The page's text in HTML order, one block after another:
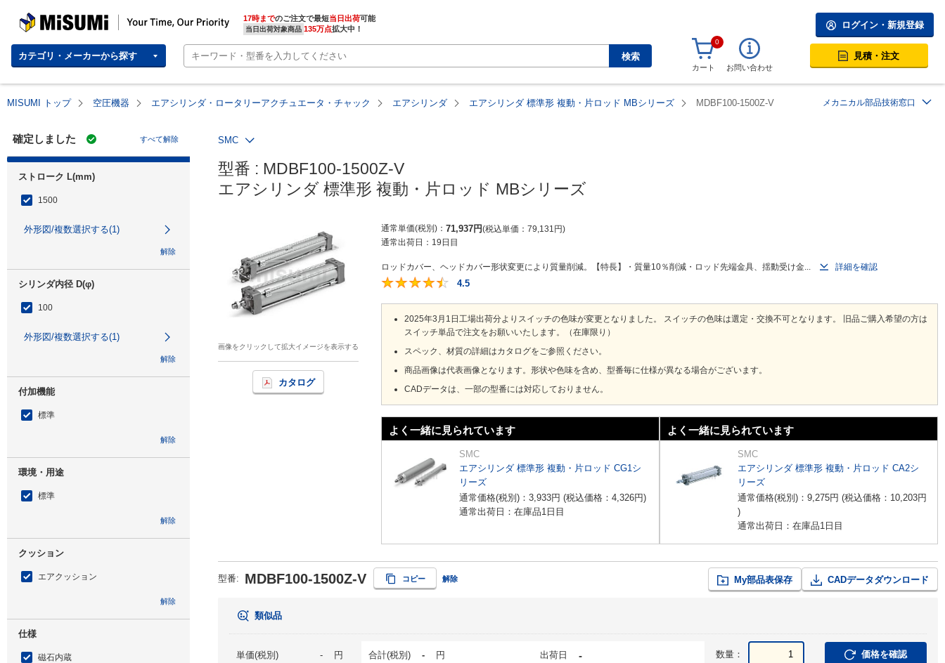
MISUMI | Your Time, Our Priority 17時までのご注文で最短当日出荷
当日出荷対象商品 135万点拡大中！
カテゴリ・メーカーから探す 検索
ログイン・新規登録
0
カート お問い合わせ
見積・注文
MISUMI トップ 空圧機器 エアシリンダ・ロータリーアクチュエータ・チャック エアシリンダ エアシリンダ 標準形 複動・片ロッド MBシリーズ MDBF100-1500Z-V メカニカル部品技術窓口
確定しました すべて解除
ストローク L(mm)
1500
外形図/複数選択する(1)
解除
シリンダ内径 D(φ)
100
外形図/複数選択する(1)
解除
付加機能
標準
解除
環境・用途
標準
解除
クッション
エアクッション
解除
仕様
磁石内蔵
SMC
型番 : MDBF100-1500Z-V
エアシリンダ 標準形 複動・片ロッド MBシリーズ
画像をクリックして拡大イメージを表示する
カタログ
通常単価(税別) 71,937円 税込単価 79,131 円
通常出荷日： 19日目
ロッドカバー、ヘッドカバー形状変更により質量削減。【特長】・質量10％削減・ロッド先端金具、揺動受け金...
詳細を確認
4.5
2025年3月1日工場出荷分よりスイッチの色味が変更となりました。 スイッチの色味は選定・交換不可となります。 旧品ご購入希望の方は
スイッチ単品で注文をお願いいたします。（在庫限り）
スペック、材質の詳細はカタログをご参照ください。
商品画像は代表画像となります。形状や色味を含め、型番毎に仕様が異なる場合がございます。
CADデータは、一部の型番には対応しておりません。
よく一緒に見られています
SMC
エアシリンダ 標準形 複動・片ロッド CG1シ
リーズ
通常価格(税別)： 3,933円 (税込価格： 4,326円)
通常出荷日：在庫品1日目
よく一緒に見られています
SMC
エアシリンダ 標準形 複動・片ロッド CA2シ
リーズ
通常価格(税別)： 9,275円 (税込価格： 10,203円
)
通常出荷日：在庫品1日目
型番: MDBF100-1500Z-V コピー 解除 My部品表保存 CADデータダウンロード
類似品
単価(税別) - 円 合計(税別) - 円 出荷日 - 数量： 価格を確認